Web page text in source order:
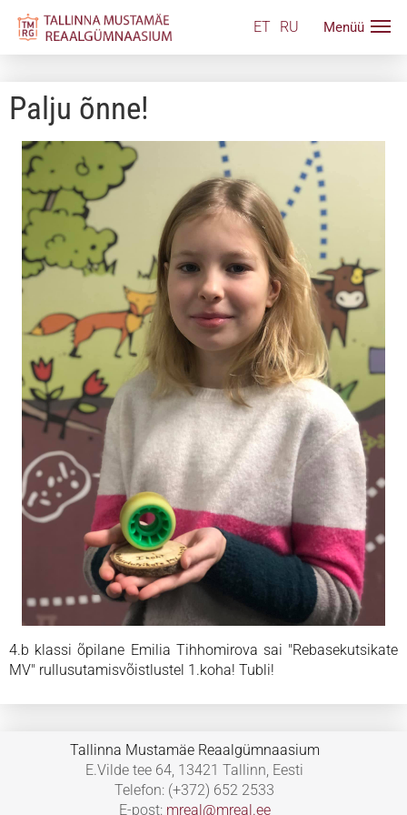
ET RU
Palju õnne!
4.b klassi õpilane Emilia Tihhomirova sai "Rebasekutsikate
MV" rullusutamisvõistlustel 1.koha! Tubli!
Tallinna Mustamäe Reaalgümnaasium
E.Vilde tee 64, 13421 Tallinn, Eesti
Telefon: (+372) 652 2533
E-post: mreal@mreal.ee